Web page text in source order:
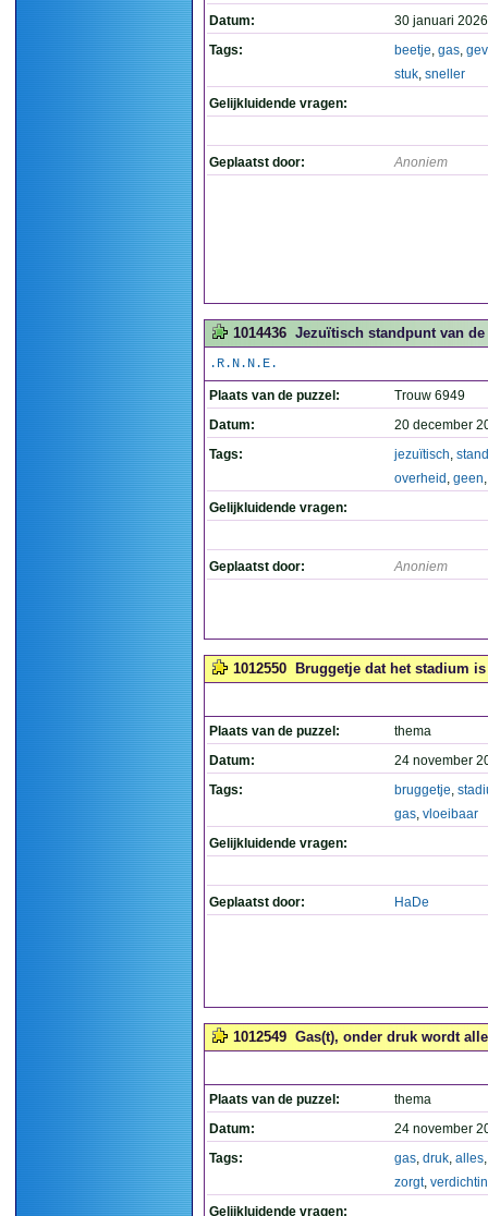
Datum:
30 januari
Tags:
beetje, gas,
stuk, sneller
Gelijkluidende vragen:
Geplaatst door: Anoniem
1014436 Jezuïtisch standpunt van
.R.N.N.E.
Plaats van de puzzel:
Trouw 6949
Datum:
20 december
Tags:
jezuïtisch,
overheid , geen
Gelijkluidende vragen:
Geplaatst door: Anoniem
1012550 Bruggetje dat het stadium
Plaats van de puzzel:
thema
Datum:
24 november
Tags:
bruggetje,
gas, vloeibaar
Gelijkluidende vragen:
Geplaatst door: HaDe
1012549 Gas(t), onder druk wordt
Plaats van de puzzel:
thema
Datum:
24 november
Tags:
gas, druk, alles
zorgt,
Gelijkluidende vragen: